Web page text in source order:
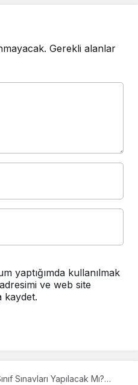
Gerekli alanlar
yaptığımda kullanılmak
ve web site
kaydet.
Sınavları Yapılacak Mı?